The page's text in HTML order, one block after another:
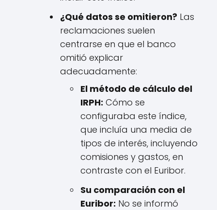
¿Qué datos se omitieron? Las
reclamaciones suelen
centrarse en que el banco
omitió explicar
adecuadamente:
El método de cálculo del
IRPH: Cómo se
configuraba este índice,
que incluía una media de
tipos de interés, incluyendo
comisiones y gastos, en
contraste con el Euribor.
Su comparación con el
Euribor: No se informó